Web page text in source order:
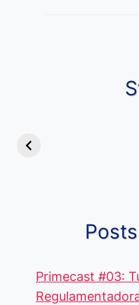
Diferença e
Primecast #03: